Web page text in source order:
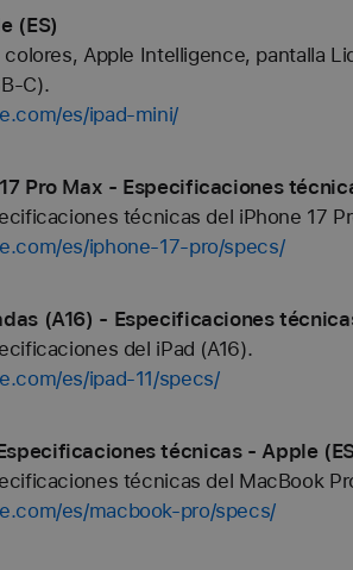
(ES)
Apple Intelligence, pantalla
es/ipad-mini/
Pro Max - Especificaciones
técnicas del iPhone 17
es/iphone-17-pro/specs/
(A16) - Especificaciones
del iPad (A16).
es/ipad-11/specs/
técnicas - Apple
técnicas del MacBook
es/macbook-pro/specs/